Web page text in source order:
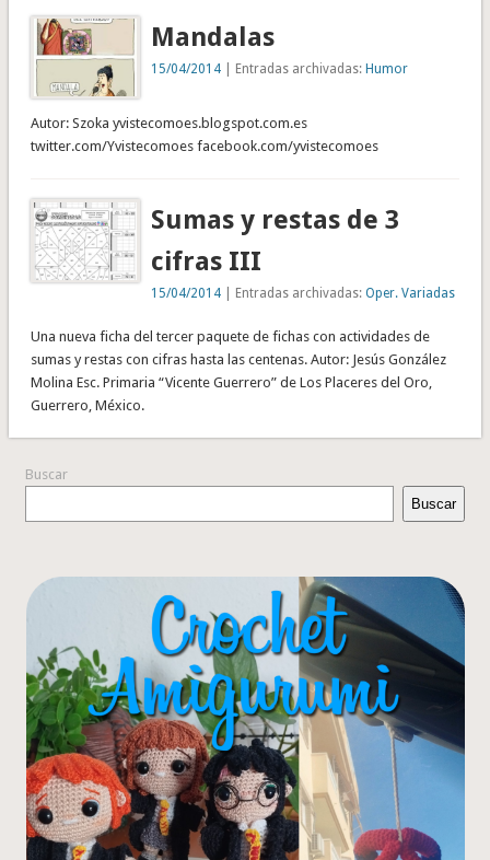
Mandalas
15/04/2014 | Entradas archivadas:Humor
Autor: Szoka yvistecomoes.blogspot.com.es
twitter.com/Yvistecomoes facebook.com/yvistecomoes
Sumas y restas de 3
cifras III
15/04/2014 | Entradas archivadas:Oper. Variadas
Una nueva ficha del tercer paquete de fichas con actividades de
sumas y restas con cifras hasta las centenas. Autor: Jesús González
Molina Esc. Primaria “Vicente Guerrero” de Los Placeres del Oro,
Guerrero, México.
Buscar
Buscar